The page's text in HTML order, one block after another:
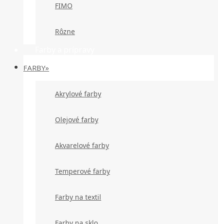
FIMO
Rôzne
FARBY»
Akrylové farby
Olejové farby
Akvarelové farby
Temperové farby
Farby na textil